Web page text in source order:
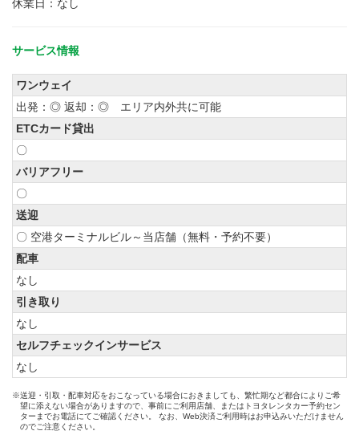
休業日：なし
サービス情報
ワンウェイ
出発：◎ 返却：◎ エリア内外共に可能
ETCカード貸出
〇
バリアフリー
〇
送迎
〇 空港ターミナルビル～当店舗（無料・予約不要）
配車
なし
引き取り
なし
セルフチェックインサービス
なし
※送迎・引取・配車対応をおこなっている場合におきましても、繁忙期など都合によりご希
望に添えない場合がありますので、事前にご利用店舗、またはトヨタレンタカー予約セン
ターまでお電話にてご確認ください。 なお、Web決済ご利用時はお申込みいただけません
のでご注意ください。